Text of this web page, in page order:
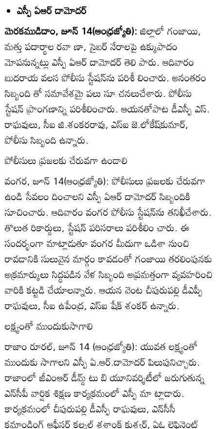
ఎస్పీ ఏఆర్‌ దామోదర్‌
మెరకముడిదాం, జూన్‌ 14(ఆంధ్రజ్యోతి):జిల్లాలో గంజాయి,
మత్తు పదార్థాల రవా ణా, సైబర్‌ నేరాలపై ఉక్కుపాదం
మోపనున్నట్లు ఎస్పీ ఏఆర్‌ దామోదర్‌ తెలి పారు. ఆదివారం
బుదరాయ వలస పోలీసు స్టేషన్‌ను పరిశీ లించారు. అనంతరం
సిబ్బంది తో సమావేశమై పలు సూ చనలుచేశారు. పోలీసు
స్టేషన్‌ ప్రాంగణాన్ని పరిశీలించారు. ఆయనతోపాట డీఎస్పీ ఎస్‌.
రాఘవులు, సీఐ జి.శంకరరావు, ఎస్‌ఐ జె.లోకేష్‌కుమార్‌,
పోలీసు సిబ్బంది ఉన్నారు.
పోలీసులు ప్రజలకు చేరువగా ఉండాలి
వంగర, జూన్‌ 14(ఆంధ్రజ్యోతి): పోలీసులు ప్రజలకు చేరువగా
ఉండి సేవలం దించాలని ఎస్పీ ఏఆర్‌ దామోదర్‌ సిబ్బందికి
సూచించారు. ఆదివారం వంగర పోలీసు స్టేషన్‌ను తనిఖీచేశారు.
తొలుత రికార్డులు, స్టేషన్‌ పరిసరాలు పరిశీలిం చారు. ఈ
సందర్భంగా మాట్లాడుతూ వంగర మీదుగా ఒడిశా నుంచి
రావడానికి సులువైన మార్గం కావడంతో గంజాయి తరలింపునకు
అక్రమార్కులు సిద్ధపడిన వేళ సిబ్బంది అప్రమత్తంగా వ్యవహరించి
వారికి కట్టడి చేయాలన్నారు. ఆయన వెంట చీపురుపల్లి డీఎప్పీ
రాఘవులు, సీఐ ఉపేంద్ర, ఎస్‌ఐ షేక్‌ శంకర్‌ ఉన్నారు.
లక్ష్యంతో ముందుకుసాగాలి
రాజాం రూరల్‌, జూన్‌ 14 (ఆంధ్రజ్యోతి): యువత లక్ష్యంతో
ముందుకు సాగాలని ఎస్పీ ఏ.ఆర్‌.దామోదర్‌ పిలుపునిచ్చారు.
రాజాంలో జీఎంఆర్‌ డీమ్డ్‌ టు బి యూనివర్శిటీలో జరుగుతున్న
ఎన్‌సీపీ వార్షిక శిక్షణ కార్యక్రమంలో ఎస్పీ మా ట్లాడారు.
కార్యక్రమంలో చీపురుపల్లి డీఎస్పీ రాఘవులు, ఎన్‌సీసీ
కమాండింగ్‌ ఆఫీసర్‌ కల్నల్‌ శశాంక్‌ కుశ్వర్‌, ఏఓ లెఫ్టినెంట్‌